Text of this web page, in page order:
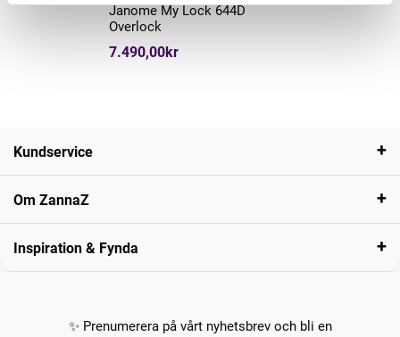
Janome My Lock 644D
Overlock
7.490,00kr
Kundservice
Om ZannaZ
Inspiration & Fynda
✨ Prenumerera på vårt nyhetsbrev och bli en